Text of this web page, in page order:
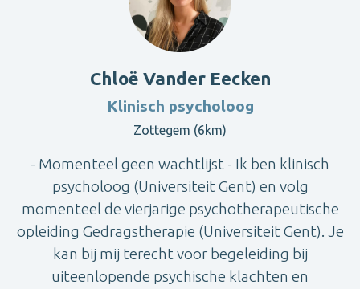
Chloë Vander Eecken
Klinisch psycholoog
Zottegem (6km)
- Momenteel geen wachtlijst - Ik ben klinisch
psycholoog (Universiteit Gent) en volg
momenteel de vierjarige psychotherapeutische
opleiding Gedragstherapie (Universiteit Gent). Je
kan bij mij terecht voor begeleiding bij
uiteenlopende psychische klachten en